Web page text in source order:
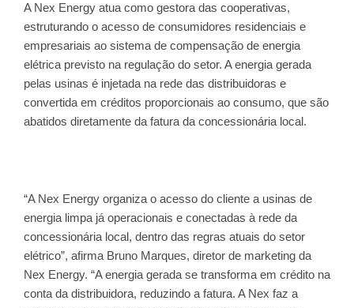
A Nex Energy atua como gestora das cooperativas,
estruturando o acesso de consumidores residenciais e
empresariais ao sistema de compensação de energia
elétrica previsto na regulação do setor. A energia gerada
pelas usinas é injetada na rede das distribuidoras e
convertida em créditos proporcionais ao consumo, que são
abatidos diretamente da fatura da concessionária local.
“A Nex Energy organiza o acesso do cliente a usinas de
energia limpa já operacionais e conectadas à rede da
concessionária local, dentro das regras atuais do setor
elétrico”, afirma Bruno Marques, diretor de marketing da
Nex Energy. “A energia gerada se transforma em crédito na
conta da distribuidora, reduzindo a fatura. A Nex faz a